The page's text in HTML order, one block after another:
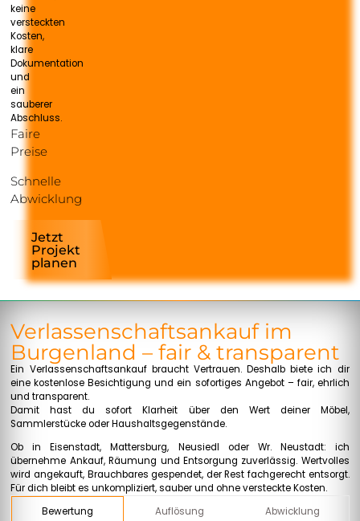
keine
versteckten
Kosten,
klare
Dokumentation
und
ein
sauberer
Abschluss.
Faire
Preise
Schnelle
Abwicklung
Jetzt
Projekt
planen
Verlassenschaftsankauf im
Burgenland – fair & transparent
Ein Verlassenschaftsankauf braucht Vertrauen. Deshalb biete ich dir
eine kostenlose Besichtigung und ein sofortiges Angebot – fair, ehrlich
und transparent.
Damit hast du sofort Klarheit über den Wert deiner Möbel,
Sammlerstücke oder Haushaltsgegenstände.
Ob in Eisenstadt, Mattersburg, Neusiedl oder Wr. Neustadt: ich
übernehme Ankauf, Räumung und Entsorgung zuverlässig. Wertvolles
wird angekauft, Brauchbares gespendet, der Rest fachgerecht entsorgt.
Für dich bleibt es unkompliziert, sauber und ohne versteckte Kosten.
Bewertung
Auflösung Abwicklung